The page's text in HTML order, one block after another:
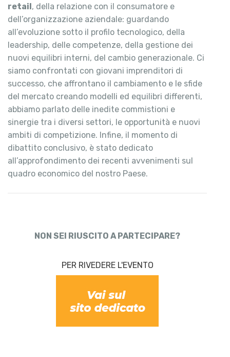
retail , della relazione con il consumatore e
dell’organizzazione aziendale: guardando
all’evoluzione sotto il profilo tecnologico, della
leadership, delle competenze, della gestione dei
nuovi equilibri interni, del cambio generazionale. Ci
siamo confrontati con giovani imprenditori di
successo, che affrontano il cambiamento e le sfide
del mercato creando modelli ed equilibri differenti,
abbiamo parlato delle inedite commistioni e
sinergie tra i diversi settori, le opportunità e nuovi
ambiti di competizione. Infine, il momento di
dibattito conclusivo, è stato dedicato
all’approfondimento dei recenti avvenimenti sul
quadro economico del nostro Paese.
NON SEI RIUSCITO A PARTECIPARE?
PER RIVEDERE L'EVENTO